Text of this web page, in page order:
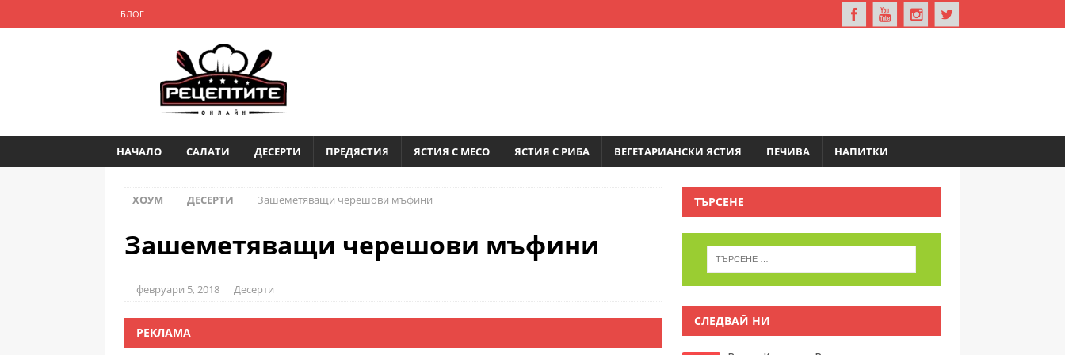
БЛОГ
НАЧАЛО САЛАТИ ДЕСЕРТИ ПРЕДЯСТИЯ ЯСТИЯ С МЕСО ЯСТИЯ С РИБА ВЕГЕТАРИАНСКИ ЯСТИЯ ПЕЧИВА НАПИТКИ
ХОУМ ДЕСЕРТИ Зашеметяващи черешови мъфини
Зашеметяващи черешови мъфини
февруари 5, 2018 Десерти
РЕКЛАМА
ТЪРСЕНЕ
СЛЕДВАЙ НИ